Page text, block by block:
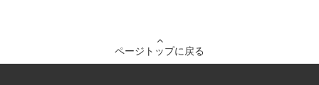
ページトップに戻る